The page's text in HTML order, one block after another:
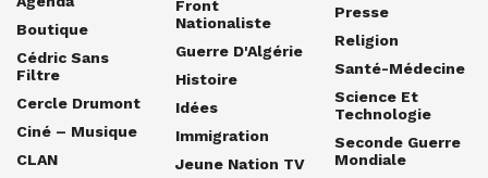
Boutique
Cédric Sans
Filtre
Cercle Drumont
Ciné – Musique
CLAN
Front
Nationaliste
Guerre D'Algérie
Histoire
Idées
Immigration
Jeune Nation TV
Presse
Religion
Santé-Médecine
Science Et
Technologie
Seconde Guerre
Mondiale